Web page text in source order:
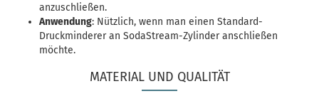
anzuschließen.
Anwendung: Nützlich, wenn man einen Standard-
Druckminderer an SodaStream-Zylinder anschließen
möchte.
MATERIAL UND QUALITÄT